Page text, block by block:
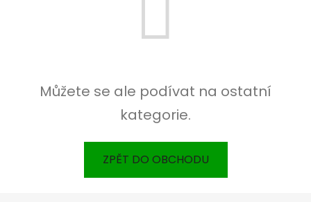
Můžete se ale podívat na ostatní
kategorie.
ZPĚT DO OBCHODU